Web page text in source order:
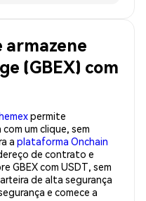
armazene
(GBEX) com
permite
um clique, sem
a plataforma Onchain
de contrato e
GBEX com USDT, sem
de alta segurança
e comece a